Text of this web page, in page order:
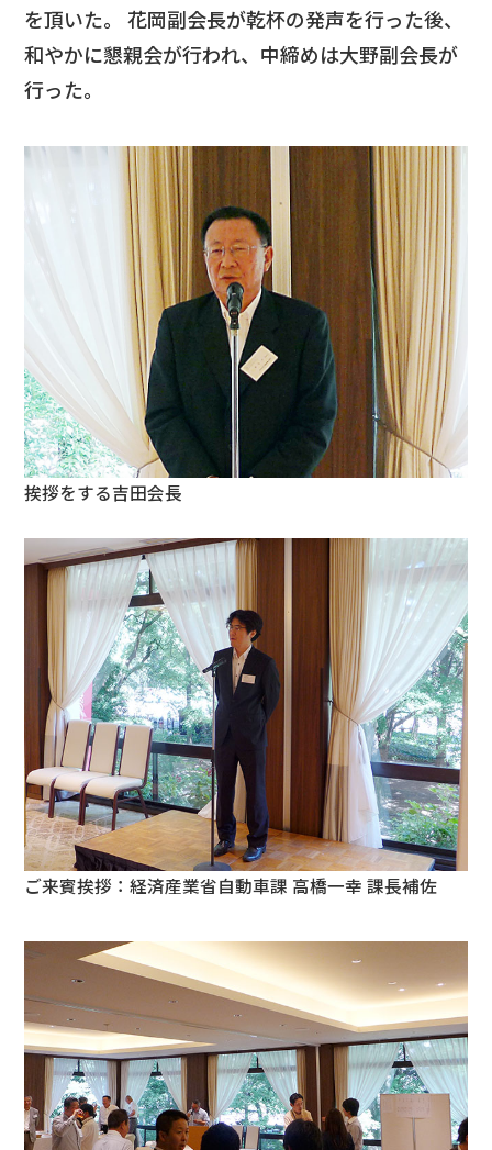
を頂いた。 花岡副会長が乾杯の発声を行った後、
和やかに懇親会が行われ、中締めは大野副会長が
行った。
挨拶をする吉田会長
ご来賓挨拶：経済産業省自動車課 高橋一幸 課長補佐